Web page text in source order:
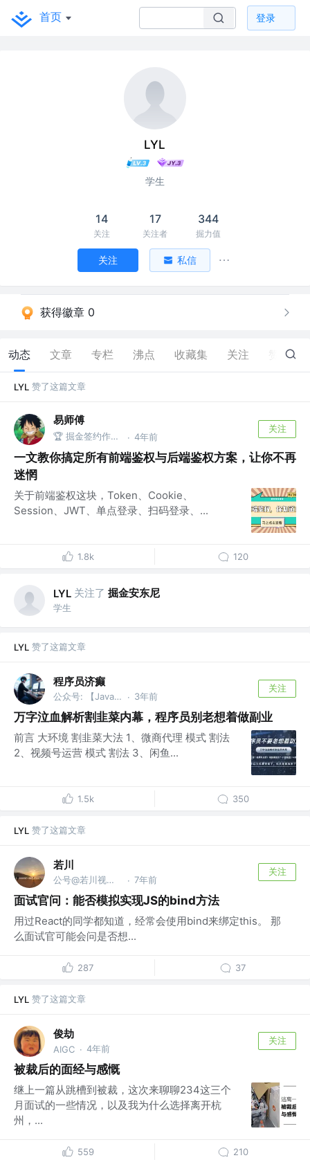
首页 登录
LYL
学生
14
关注
17
关注者
344
掘力值
关注 私信
获得徽章 0
动态 文章 专栏 沸点 收藏集 关注 150
LYL 赞了这篇文章
易师傅
🏆 掘金签约作者 @One Piece · 4年前
关注
一文教你搞定所有前端鉴权与后端鉴权方案，让你不再
迷惘
关于前端鉴权这块，Token、Cookie、
Session、JWT、单点登录、扫码登录、...
1.8k 120
LYL 关注了 掘金安东尼
学生
LYL 赞了这篇文章
程序员济癫
公众号: 【Java分享客栈】 · 3年前
关注
万字泣血解析割韭菜内幕，程序员别老想着做副业
前言 大环境 割韭菜大法 1、微商代理 模式 割法
2、视频号运营 模式 割法 3、闲鱼...
1.5k 350
LYL 赞了这篇文章
若川
公号@若川视野，源码共读！@vx ruochuan02 参与 · 7年前
关注
面试官问：能否模拟实现JS的bind方法
用过React的同学都知道，经常会使用bind来绑定this。 那
么面试官可能会问是否想...
287 37
LYL 赞了这篇文章
俊劫
AIGC · 4年前
关注
被裁后的面经与感慨
继上一篇从跳槽到被裁，这次来聊聊234这三个
月面试的一些情况，以及我为什么选择离开杭
州，...
559 210